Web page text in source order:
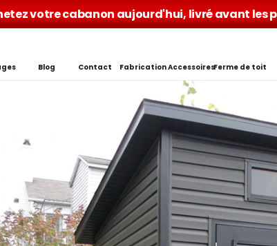
votre cabanon aujourd'hui, livré avant les
Blog Contact FabricationAccessoiresFerme de toit